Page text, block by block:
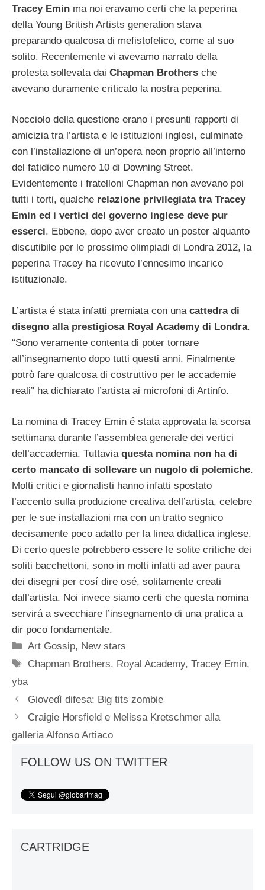
Tracey Emin ma noi eravamo certi che la peperina
della Young British Artists generation stava
preparando qualcosa di mefistofelico, come al suo
solito. Recentemente vi avevamo narrato della
protesta sollevata dai Chapman Brothers che
avevano duramente criticato la nostra peperina.
Nocciolo della questione erano i presunti rapporti di
amicizia tra l’artista e le istituzioni inglesi, culminate
con l’installazione di un’opera neon proprio all’interno
del fatidico numero 10 di Downing Street.
Evidentemente i fratelloni Chapman non avevano poi
tutti i torti, qualche relazione privilegiata tra Tracey
Emin ed i vertici del governo inglese deve pur
esserci. Ebbene, dopo aver creato un poster alquanto
discutibile per le prossime olimpiadi di Londra 2012, la
peperina Tracey ha ricevuto l’ennesimo incarico
istituzionale.
L’artista é stata infatti premiata con una cattedra di
disegno alla prestigiosa Royal Academy di Londra.
“Sono veramente contenta di poter tornare
all’insegnamento dopo tutti questi anni. Finalmente
potrò fare qualcosa di costruttivo per le accademie
reali” ha dichiarato l’artista ai microfoni di Artinfo.
La nomina di Tracey Emin é stata approvata la scorsa
settimana durante l’assemblea generale dei vertici
dell’accademia. Tuttavia questa nomina non ha di
certo mancato di sollevare un nugolo di polemiche.
Molti critici e giornalisti hanno infatti spostato
l’accento sulla produzione creativa dell’artista, celebre
per le sue installazioni ma con un tratto segnico
decisamente poco adatto per la linea didattica inglese.
Di certo queste potrebbero essere le solite critiche dei
soliti bacchettoni, sono in molti infatti ad aver paura
dei disegni per cosí dire osé, solitamente creati
dall’artista. Noi invece siamo certi che questa nomina
servirá a svecchiare l’insegnamento di una pratica a
dir poco fondamentale.
Categorie
Art Gossip, New stars
Tag
Chapman Brothers, Royal Academy,Tracey Emin,
yba
Giovedì difesa: Big tits zombie
Craigie Horsfield e Melissa Kretschmer alla
galleria Alfonso Artiaco
FOLLOW US ON TWITTER
CARTRIDGE